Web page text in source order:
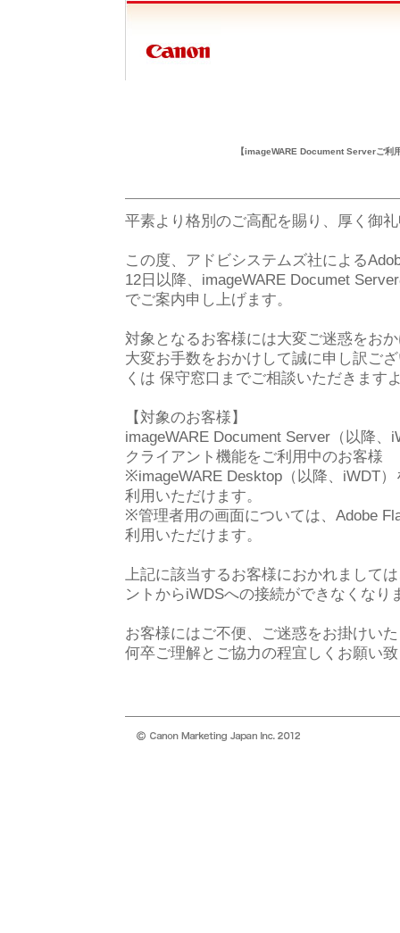
【imageWARE Document Serverご利
平素より格別のご高配を賜り、厚く御
この度、アドビシステムズ社による
12日以降、imageWARE Documet
でご案内申し上げます。
対象となるお客様には大変ご迷惑をお
大変お手数をおかけして誠に申し訳ご
くは 保守窓口までご相談いただきます
【対象のお客様】
imageWARE Document Server（以降
クライアント機能をご利用中のお客様
※imageWARE Desktop（以降、iWDT
利用いただけます。
※管理者用の画面については、Adobe
利用いただけます。
上記に該当するお客様におかれまして
ントからiWDSへの接続ができなくなり
お客様にはご不便、ご迷惑をお掛けい
何卒ご理解とご協力の程宜しくお願い